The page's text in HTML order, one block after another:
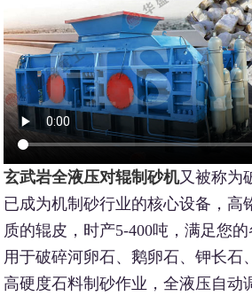
玄武岩全液压对辊制砂机又被称为
已成为机制砂行业的核心设备，高
质的辊皮，时产5-400吨，满足您
用于破碎河卵石、鹅卵石、钾长石
高硬度石料制砂作业，全液压自动